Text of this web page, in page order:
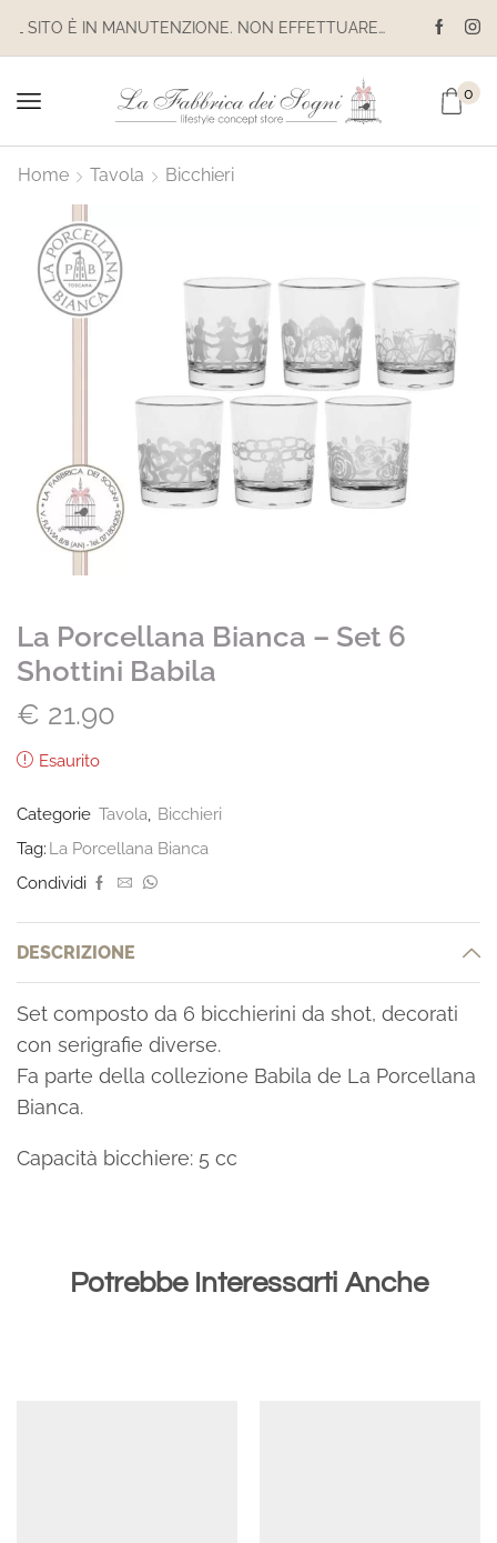
IL SITO È IN MANUTENZIONE. NON EFFETTUARE ACQUISTI. LE SPEDIZIONI SONO SOSPESE
0
Home Tavola Bicchieri
La Porcellana Bianca – Set 6
Shottini Babila
€ 21.90
Esaurito
Categorie Tavola
Bicchieri
Tag: La Porcellana Bianca
Condividi
DESCRIZIONE
Set composto da 6 bicchierini da shot, decorati
con serigrafie diverse.
Fa parte della collezione Babila de La Porcellana
Bianca.
Capacità bicchiere: 5 cc
Potrebbe Interessarti Anche